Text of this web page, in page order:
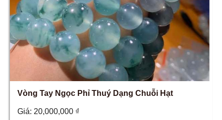
Vòng Tay Ngọc Phỉ Thuý Dạng Chuỗi Hạt
Giá: 20,000,000 ₫